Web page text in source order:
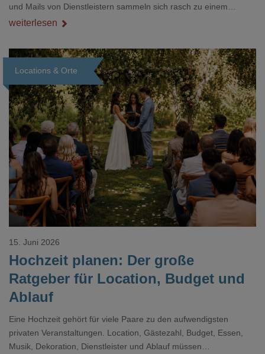
und Mails von Dienstleistern sammeln sich rasch zu einem
unübersichtlichen Stapel. Wer schon einmal kurz vor einem Event
Dokument gesucht hat, kennt das mulmige Gefühl.
weiterlesen
Locations & Orte
Loading...
Hochzeit planen: Der große
Ratgeber für Location, Budget und
Ablauf
15. Juni 2026
Eine Hochzeit gehört für viele Paare zu den aufwendigsten
privaten Veranstaltungen. Location, Gästezahl, Budget, Essen,
Musik, Dekoration, Dienstleister und Ablauf müssen